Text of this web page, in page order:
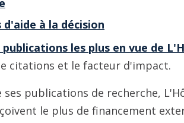
à la décision
les plus en vue de
citations et le facteur d'impact.
publications de recherche,
le plus de financement